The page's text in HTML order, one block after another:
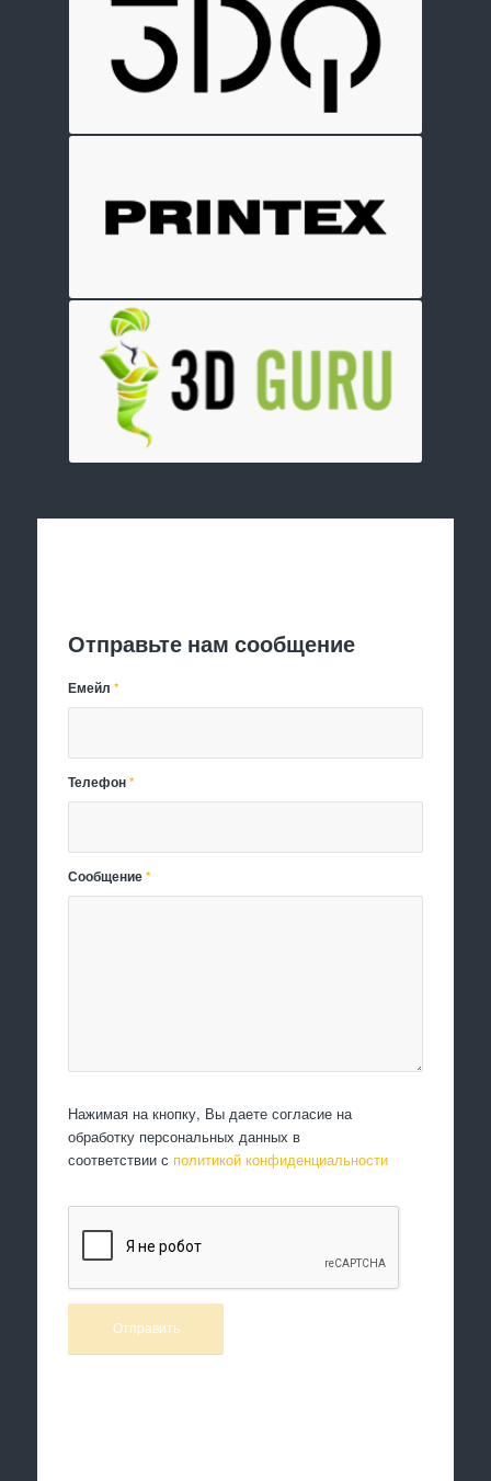
Отправьте нам сообщение
Емейл*
Телефон*
Сообщение*
Нажимая на кнопку, Вы даете согласие на
обработку персональных данных в
соответствии с политикой конфиденциальности